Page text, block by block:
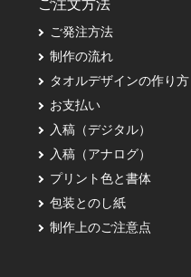
ご注文方法
ご発注方法
制作の流れ
タオルデザインの作り方
お支払い
入稿（デジタル）
入稿（アナログ）
プリント色と書体
包装とのし紙
制作上のご注意点